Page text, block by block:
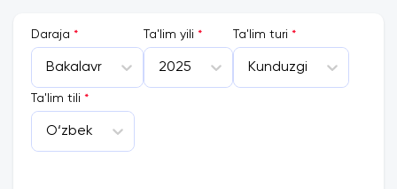
Kimyo Biologiya
4. 5320500- Biotexnologiya (farmatsevtik
biotexnologiya);
Blok Blok II
Kimyo Biologiya
5. 5310900- Metrologiya, standartlashtirish va
Daraja *
Bakalavr
Ta'lim yili *
2025
Ta'lim turi *
Kunduzgi
Ta'lim tili *
O‘zbek